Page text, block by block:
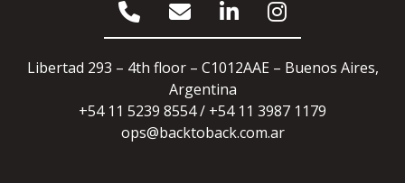
Libertad 293 – 4th floor – C1012AAE – Buenos Aires,
Argentina
+54 11 5239 8554 / +54 11 3987 1179
ops@backtoback.com.ar